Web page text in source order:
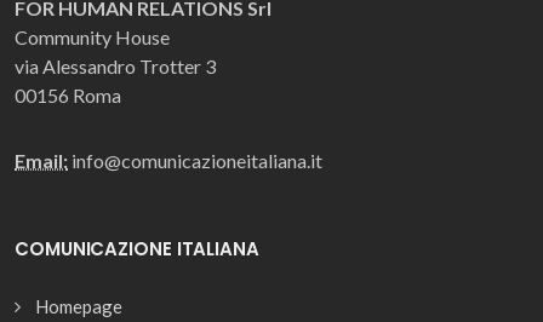
FOR HUMAN RELATIONS Srl
Community House
via Alessandro Trotter 3
00156 Roma
Email: info@comunicazioneitaliana.it
COMUNICAZIONE ITALIANA
Homepage